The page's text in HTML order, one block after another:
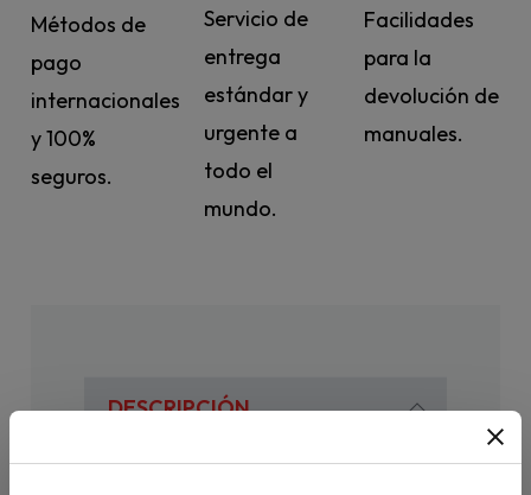
Métodos de
pago
internacionales
y 100%
seguros.
Servicio de
entrega
estándar y
urgente a
todo el
mundo.
Facilidades
para la
devolución de
manuales.
DESCRIPCIÓN